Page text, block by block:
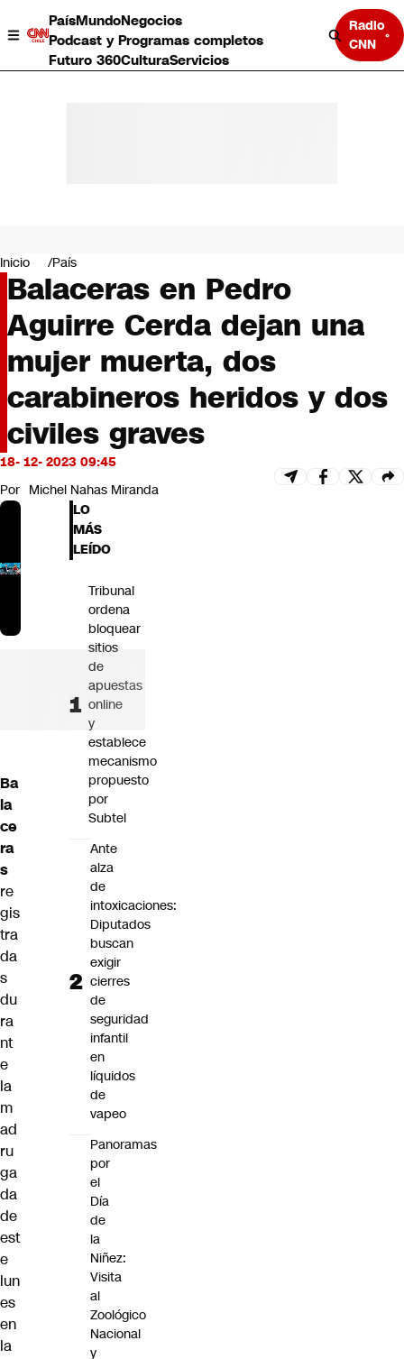
PaísMundoNegocios
Podcast y Programas completos
Futuro 360CulturaServicios
Radio
CNN
Negocios
Deportes
Programas completos
Cultura
Servicios
Bits
CNN Data
CNN tiempo
Futuro 360
Opinión
Inicio País
Balaceras en Pedro
Aguirre Cerda dejan una
mujer muerta, dos
carabineros heridos y dos
civiles graves
18- 12- 2023 09:45
Por Michel Nahas Miranda
Ba
la
ce
ra
s
re
gis
tra
da
s
du
ra
nt
e
la
m
ad
ru
ga
da
de
est
e
lun
es
en
la
LO
MÁS
LEÍDO
Tribunal
ordena
bloquear
sitios
de
apuestas
online
y
establece
mecanismo
propuesto
por
Subtel
Ante
alza
de
intoxicaciones:
Diputados
buscan
exigir
cierres
de
seguridad
infantil
en
líquidos
de
vapeo
Panoramas
por
el
Día
de
la
Niñez:
Visita
al
Zoológico
Nacional
y